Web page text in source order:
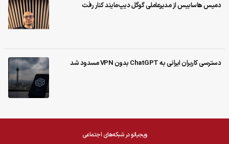
دمیس هاسابیس از مدیرعاملی گوگل دیپ‌مایند کنار رفت
دسترسی کاربران ایرانی به ChatGPT بدون VPN مسدود شد
ویجیاتو در شبکه‌های اجتماعی